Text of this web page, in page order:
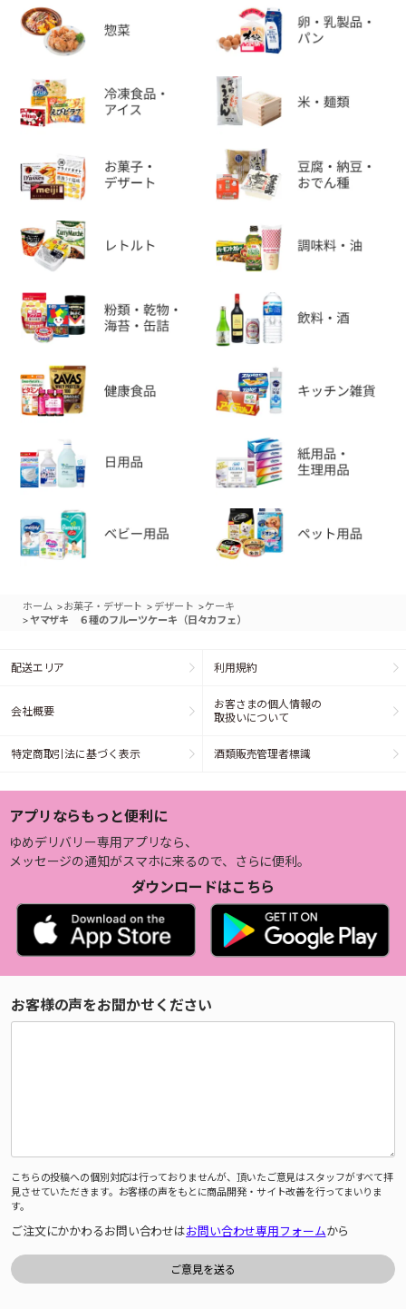
ホーム >お菓子・デザート > デザート >ケーキ
>ヤマザキ ６種のフルーツケーキ（日々カフェ）
配送エリア 利用規約
会社概要
お客さまの個人情報の
取扱いについて
特定商取引法に基づく表示 酒類販売管理者標識
アプリならもっと便利に
ゆめデリバリー専用アプリなら、
メッセージの通知がスマホに来るので、さらに便利。
ダウンロードはこちら
お客様の声をお聞かせください
こちらの投稿への個別対応は行っておりませんが、頂いたご意見はスタッフがすべて拝
見させていただきます。お客様の声をもとに商品開発・サイト改善を行ってまいりま
す。
ご注文にかかわるお問い合わせはお問い合わせ専用フォームから